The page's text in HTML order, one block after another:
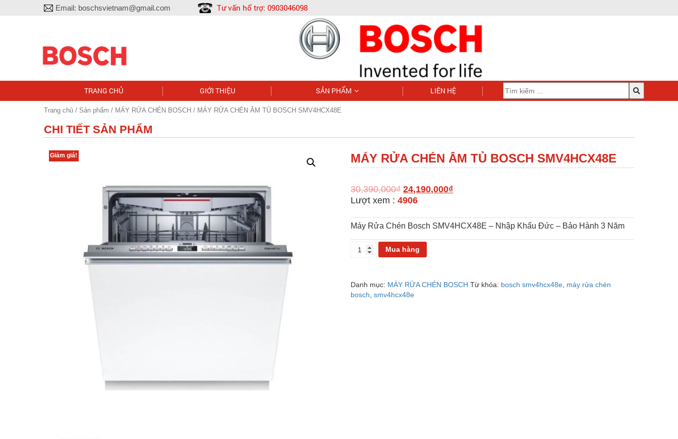
Email: boschsvietnam@gmail.com Tư vấn hổ trợ: 0903046098
TRANG CHỦ GIỚI THIỆU SẢN PHẨM LIÊN HỆ
Trang chủ / Sản phẩm / MÁY RỬA CHÉN BOSCH / MÁY RỬA CHÉN ÂM TỦ BOSCH SMV4HCX48E
CHI TIẾT SẢN PHẨM
Giảm giá! MÁY RỬA CHÉN ÂM TỦ BOSCH SMV4HCX48E
30,390,000₫ 24,190,000₫
Lượt xem : 4906
Máy Rửa Chén Bosch SMV4HCX48E – Nhập Khẩu Đức – Bảo Hành 3 Năm
MÁY
TỦ
BOSCH
Mua hàng
Danh mục: MÁY RỬA CHÉN BOSCH Từ khóa: bosch smv4hcx48e máy rửa chén
bosch ,smv4hcx48e